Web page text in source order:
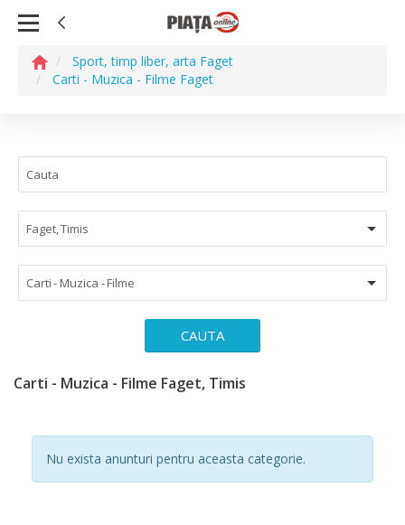
Sport, timp liber, arta Faget
Carti - Muzica - Filme Faget
Faget, Timis
Carti - Muzica - Filme
CAUTA
Carti - Muzica - Filme Faget, Timis
Nu exista anunturi pentru aceasta categorie.